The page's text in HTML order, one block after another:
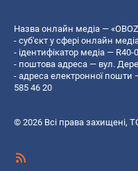
Назва онлайн медіа —
- суб'єкт у сфері онлайн
- ідентифікатор медіа — R40-
- поштова адреса — вул.
- адреса електронної пошти
585 46 20
© 2026 Всі права захищені,